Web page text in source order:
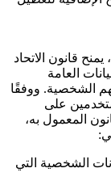
قانون الاتحاد
العامة
الشخصية. ووفقًا
على
المعمول به،
الشخصية التي